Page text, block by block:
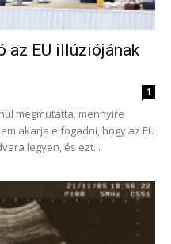
az EU illúziójának
1
megmutatta, mennyire
akarja elfogadni, hogy az EU
legyen, és ezt...